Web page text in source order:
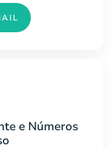
e Números